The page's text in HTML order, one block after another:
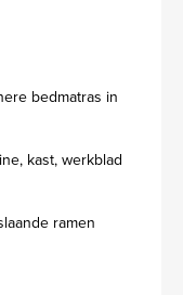
bedmatras in
kast, werkblad
ramen